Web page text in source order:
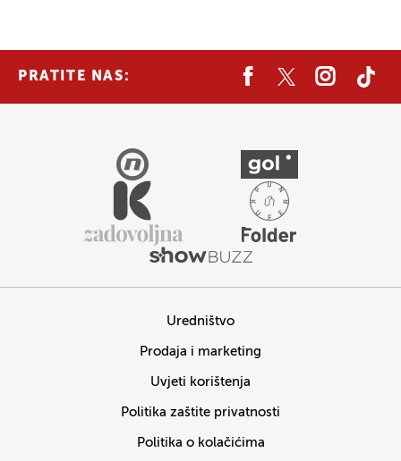
PRATITE NAS:
Uredništvo
Prodaja i marketing
Uvjeti korištenja
Politika zaštite privatnosti
Politika o kolačićima